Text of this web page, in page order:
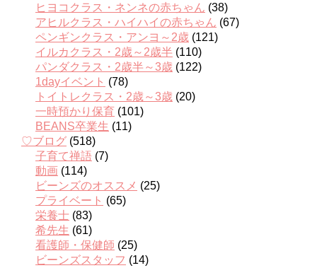
ヒヨコクラス・ネンネの赤ちゃん (38)
アヒルクラス・ハイハイの赤ちゃん (67)
ペンギンクラス・アンヨ～2歳 (121)
イルカクラス・2歳～2歳半 (110)
パンダクラス・2歳半～3歳 (122)
1dayイベント (78)
トイトレクラス・2歳～3歳 (20)
一時預かり保育 (101)
BEANS卒業生 (11)
♡ブログ (518)
子育て禅語 (7)
動画 (114)
ビーンズのオススメ (25)
プライベート (65)
栄養士 (83)
希先生 (61)
看護師・保健師 (25)
ビーンズスタッフ (14)